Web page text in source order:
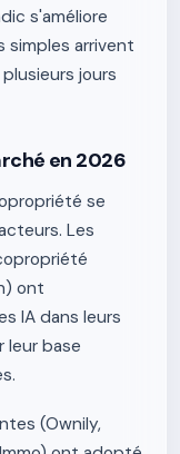
s'améliore
simples arrivent
jours
en 2026
se
Les
ont
IA dans leurs
leur base
(Ownily,